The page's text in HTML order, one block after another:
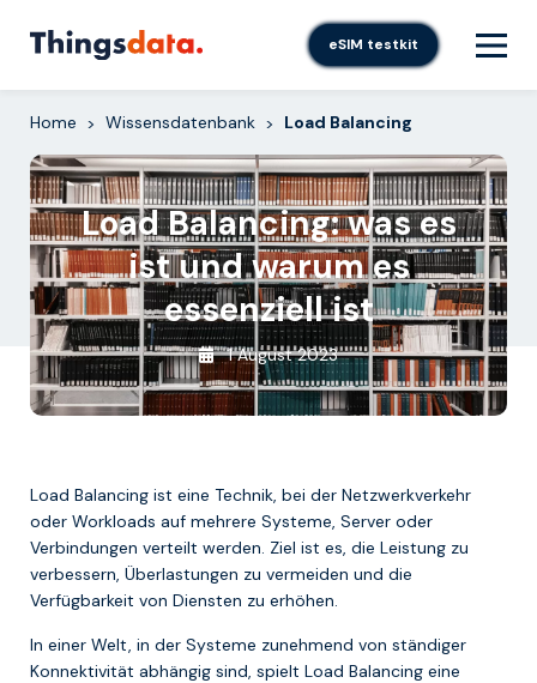
eSIM testkit
Home > Wissensdatenbank > Load Balancing
Load Balancing: was es
ist und warum es
essenziell ist
1 August 2023
Load Balancing ist eine Technik, bei der Netzwerkverkehr
oder Workloads auf mehrere Systeme, Server oder
Verbindungen verteilt werden. Ziel ist es, die Leistung zu
verbessern, Überlastungen zu vermeiden und die
Verfügbarkeit von Diensten zu erhöhen.
In einer Welt, in der Systeme zunehmend von ständiger
Konnektivität abhängig sind, spielt Load Balancing eine